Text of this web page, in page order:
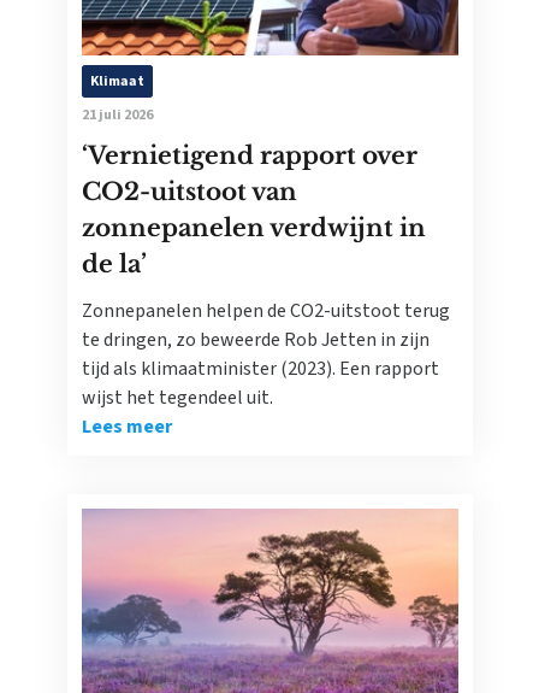
Klimaat
21 juli 2026
‘Vernietigend rapport over
CO2-uitstoot van
zonnepanelen verdwijnt in
de la’
Zonnepanelen helpen de CO2-uitstoot terug
te dringen, zo beweerde Rob Jetten in zijn
tijd als klimaatminister (2023). Een rapport
wijst het tegendeel uit.
Lees meer